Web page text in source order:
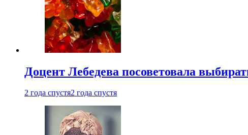
Доцент Лебедева посоветовала
2 года спустя2 года спустя